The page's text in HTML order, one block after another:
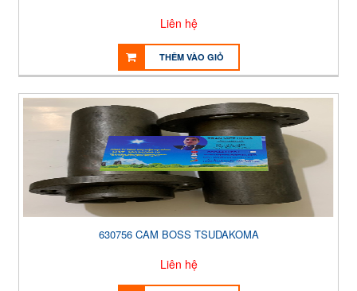
Liên hệ
THÊM VÀO GIỎ
630756 CAM BOSS TSUDAKOMA
Liên hệ